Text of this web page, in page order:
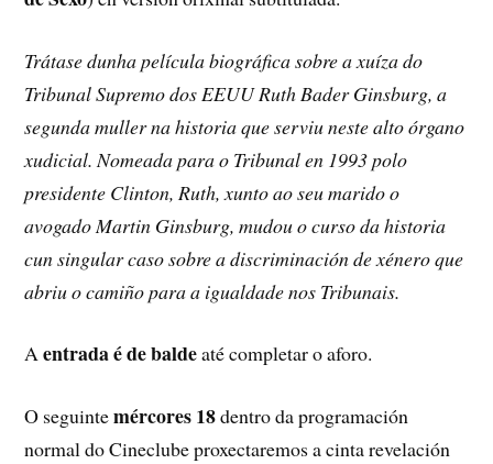
Trátase dunha película biográfica sobre a xuíza do
Tribunal Supremo dos EEUU Ruth Bader Ginsburg, a
segunda muller na historia que serviu neste alto órgano
xudicial. Nomeada para o Tribunal en 1993 polo
presidente Clinton, Ruth, xunto ao seu marido o
avogado Martin Ginsburg, mudou o curso da historia
cun singular caso sobre a discriminación de xénero que
abriu o camiño para a igualdade nos Tribunais.
Aentrada é de baldeaté completar o aforo.
O seguintemércores 18dentro da programación
normal do Cineclube proxectaremos a cinta revelación